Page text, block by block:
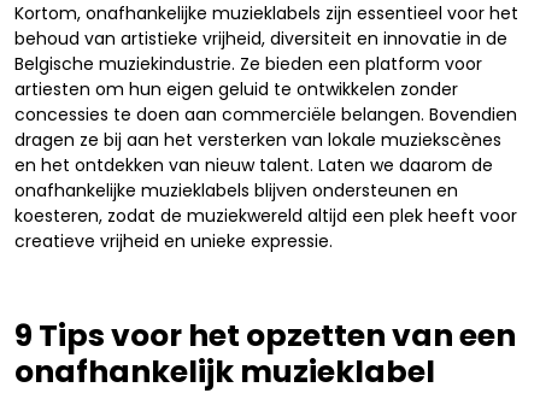
Kortom, onafhankelijke muzieklabels zijn essentieel voor het
behoud van artistieke vrijheid, diversiteit en innovatie in de
Belgische muziekindustrie. Ze bieden een platform voor
artiesten om hun eigen geluid te ontwikkelen zonder
concessies te doen aan commerciële belangen. Bovendien
dragen ze bij aan het versterken van lokale muziekscènes
en het ontdekken van nieuw talent. Laten we daarom de
onafhankelijke muzieklabels blijven ondersteunen en
koesteren, zodat de muziekwereld altijd een plek heeft voor
creatieve vrijheid en unieke expressie.
9 Tips voor het opzetten van een
onafhankelijk muzieklabel